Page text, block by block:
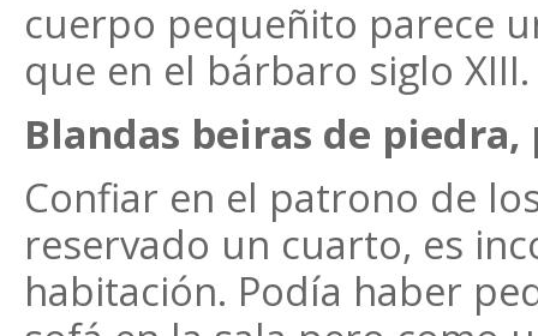
cuerpo pequeñito parece
que en el bárbaro siglo XIII.
Blandas beiras de piedra,
Confiar en el patrono de
reservado un cuarto, es
habitación. Podía haber